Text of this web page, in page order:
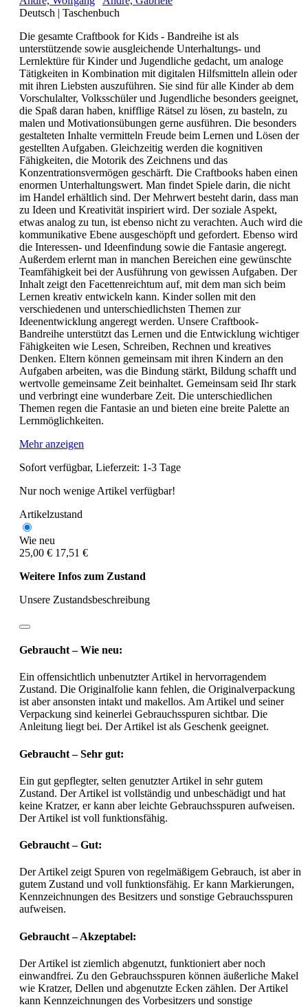
Deutsch | Taschenbuch
Die gesamte Craftbook for Kids - Bandreihe ist als
unterstützende sowie ausgleichende Unterhaltungs- und
Lernlektüre für Kinder und Jugendliche gedacht, um analoge
Tätigkeiten in Kombination mit digitalen Hilfsmitteln allein oder
mit ihren Liebsten auszuführen. Sie sind für alle Kinder ab dem
Vorschulalter, Volksschüler und Jugendliche besonders geeignet,
die Spaß daran haben, knifflige Rätsel zu lösen, zu basteln, zu
malen und Motivationsübungen gerne ausführen. Die besonders
gestalteten Inhalte vermitteln Freude beim Lernen und Lösen der
gestellten Aufgaben. Gleichzeitig werden die kognitiven
Fähigkeiten, die Motorik des Zeichnens und das
Konzentrationsvermögen geschärft. Die Craftbooks haben einen
enormen Unterhaltungswert. Man findet Spiele darin, die nicht
im Handel erhältlich sind. Der Mehrwert besteht darin, dass man
zu Ideen und Kreativität inspiriert wird. Der soziale Aspekt,
etwas analog zu tun, ist ebenso nicht zu verachten. Auch wird die
kommunikative Ebene ausgeschöpft und gefordert. Ebenso wird
die Interessen- und Ideenfindung sowie die Fantasie angeregt.
Außerdem erlernt man in manchen Bereichen eine gewünschte
Teamfähigkeit bei der Ausführung von gewissen Aufgaben. Der
Inhalt zeigt den Facettenreichtum auf, mit dem man sich beim
Lernen kreativ entwickeln kann. Kinder sollen mit den
verschiedenen und unterschiedlichsten Themen zur
Ideenentwicklung angeregt werden. Unsere Craftbook-
Bandreihe unterstützt das Lernen und die Entwicklung wichtiger
Fähigkeiten wie Lesen, Schreiben, Rechnen und kreatives
Denken. Eltern können gemeinsam mit ihren Kindern an den
Aufgaben arbeiten, was die Bindung stärkt, Bildung schafft und
wertvolle gemeinsame Zeit beinhaltet. Gemeinsam seid Ihr stark
und verbringt eine wunderbare Zeit. Die unterschiedlichen
Themen regen die Fantasie an und bieten eine breite Palette an
Lernmöglichkeiten.
Mehr anzeigen
Sofort verfügbar, Lieferzeit: 1-3 Tage
Nur noch wenige Artikel verfügbar!
Artikelzustand
Wie neu
25,00 € 17,51 €
Weitere Infos zum Zustand
Unsere Zustandsbeschreibung
Gebraucht – Wie neu:
Ein offensichtlich unbenutzter Artikel in hervorragendem
Zustand. Die Originalfolie kann fehlen, die Originalverpackung
ist aber ansonsten intakt und makellos. Am Artikel und seiner
Verpackung sind keinerlei Gebrauchsspuren sichtbar. Die
Anleitung liegt bei. Der Artikel ist als Geschenk geeignet.
Gebraucht – Sehr gut:
Ein gut gepflegter, selten genutzter Artikel in sehr gutem
Zustand. Der Artikel ist vollständig und unbeschädigt und hat
keine Kratzer, er kann aber leichte Gebrauchsspuren aufweisen.
Der Artikel ist voll funktionsfähig.
Gebraucht – Gut:
Der Artikel zeigt Spuren von regelmäßigem Gebrauch, ist aber in
gutem Zustand und voll funktionsfähig. Er kann Markierungen,
Kennzeichnungen des Besitzers und sonstige Gebrauchsspuren
aufweisen.
Gebraucht – Akzeptabel:
Der Artikel ist ziemlich abgenutzt, funktioniert aber noch
einwandfrei. Zu den Gebrauchsspuren können äußerliche Makel
wie Kratzer, Dellen und abgenutzte Ecken zählen. Der Artikel
kann Kennzeichnungen des Vorbesitzers und sonstige